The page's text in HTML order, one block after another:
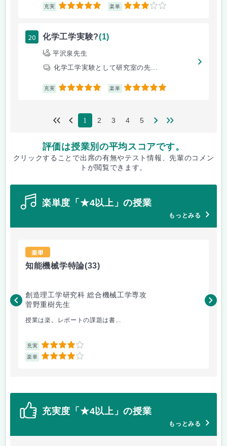
充実 5 楽単 3
20 化学工学実験?(1)
平沢泉先生
化学工学実験として研究室の先...
充実 5 楽単 5
1 2 3 4 5
評価は授業別の平均スコアです。
クリックすることで出席の有無やテスト情報、先輩のコメン
トが閲覧できます。
楽単度「★4以上」の授業
もっとみる
楽単
知能機械学特論(33)
創造理工学研究科 総合機械工学専攻
菅野重樹先生
授業は楽。レポートの課題は書...
充実 4
楽単 4
福
充実度「★4以上」の授業
もっとみる